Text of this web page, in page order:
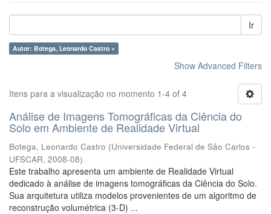
Ir
Autor: Botega, Leonardo Castro ×
Show Advanced Filters
Itens para a visualização no momento 1-4 of 4
Análise de Imagens Tomográficas da Ciência do
Solo em Ambiente de Realidade Virtual
Botega, Leonardo Castro (Universidade Federal de São Carlos -
UFSCAR, 2008-08)
Este trabalho apresenta um ambiente de Realidade Virtual
dedicado à análise de imagens tomográficas da Ciência do Solo.
Sua arquitetura utiliza modelos provenientes de um algoritmo de
reconstrução volumétrica (3-D) ...